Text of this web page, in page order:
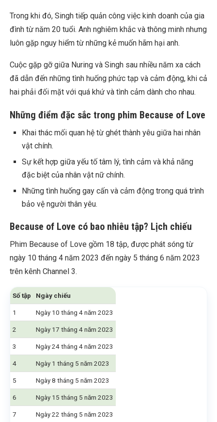
Trong khi đó, Singh tiếp quản công việc kinh doanh của gia
đình từ năm 20 tuổi. Anh nghiêm khắc và thông minh nhưng
luôn gặp nguy hiểm từ những kẻ muốn hãm hại anh.
Cuộc gặp gỡ giữa Nuring và Singh sau nhiều năm xa cách
đã dẫn đến những tình huống phức tạp và cảm động, khi cả
hai phải đối mặt với quá khứ và tình cảm dành cho nhau.
Những điểm đặc sắc trong phim Because of Love
Khai thác mối quan hệ từ ghét thành yêu giữa hai nhân
vật chính.
Sự kết hợp giữa yếu tố tâm lý, tình cảm và khả năng
đặc biệt của nhân vật nữ chính.
Những tình huống gay cấn và cảm động trong quá trình
bảo vệ người thân yêu.
Because of Love có bao nhiêu tập? Lịch chiếu
Phim Because of Love gồm 18 tập, được phát sóng từ
ngày 10 tháng 4 năm 2023 đến ngày 5 tháng 6 năm 2023
trên kênh Channel 3.
Số tập Ngày chiếu
1 Ngày 10 tháng 4 năm 2023
2 Ngày 17 tháng 4 năm 2023
3 Ngày 24 tháng 4 năm 2023
4 Ngày 1 tháng 5 năm 2023
5 Ngày 8 tháng 5 năm 2023
6 Ngày 15 tháng 5 năm 2023
7 Ngày 22 tháng 5 năm 2023